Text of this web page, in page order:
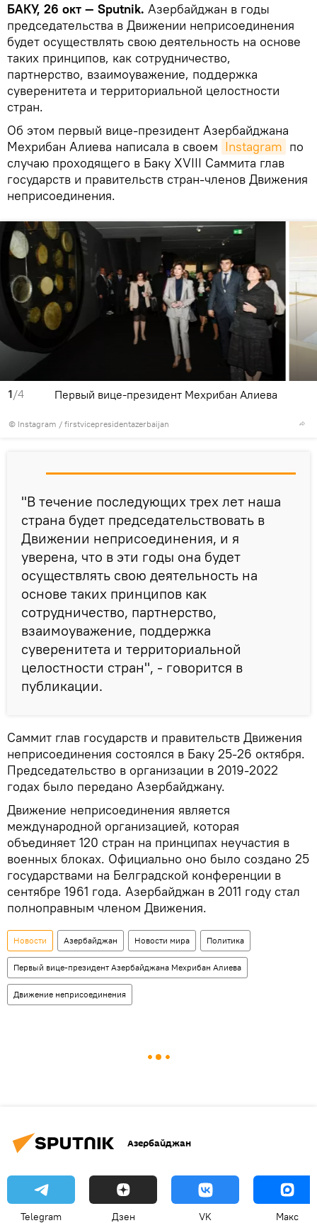
БАКУ, 26 окт — Sputnik. Азербайджан в годы
председательства в Движении неприсоединения
будет осуществлять свою деятельность на основе
таких принципов, как сотрудничество,
партнерство, взаимоуважение, поддержка
суверенитета и территориальной целостности
стран.
Об этом первый вице-президент Азербайджана
Мехрибан Алиева написала в своем Instagram по
случаю проходящего в Баку XVIII Саммита глав
государств и правительств стран-членов Движения
неприсоединения.
1/4
© Instagram / firstvicepresidentazerbaijan
Первый вице-президент Мехрибан Алиева
"В течение последующих трех лет наша
страна будет председательствовать в
Движении неприсоединения, и я
уверена, что в эти годы она будет
осуществлять свою деятельность на
основе таких принципов как
сотрудничество, партнерство,
взаимоуважение, поддержка
суверенитета и территориальной
целостности стран", - говорится в
публикации.
Саммит глав государств и правительств Движения
неприсоединения состоялся в Баку 25-26 октября.
Председательство в организации в 2019-2022
годах было передано Азербайджану.
Движение неприсоединения является
международной организацией, которая
объединяет 120 стран на принципах неучастия в
военных блоках. Официально оно было создано 25
государствами на Белградской конференции в
сентябре 1961 года. Азербайджан в 2011 году стал
полноправным членом Движения.
Новости Азербайджан Новости мира Политика
Первый вице-президент Азербайджана Мехрибан Алиева
Движение неприсоединения
Азербайджан
Telegram Дзен VK Макс